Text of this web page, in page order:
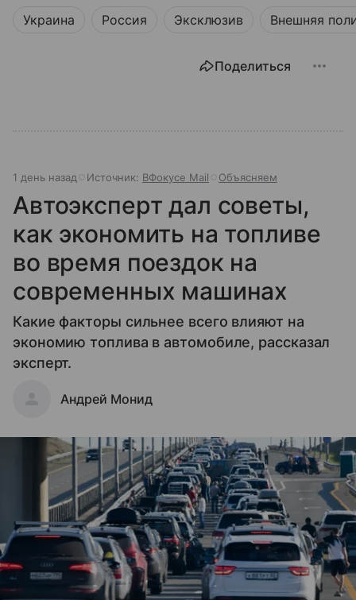
Украина Россия Эксклюзив Внешняя
Поделиться
1 день назад Источник: ВФокусе Mail Объясняем
Автоэксперт дал советы,
как экономить на топливе
во время поездок на
современных машинах
Какие факторы сильнее всего влияют на
экономию топлива в автомобиле, рассказал
эксперт.
Андрей Монид